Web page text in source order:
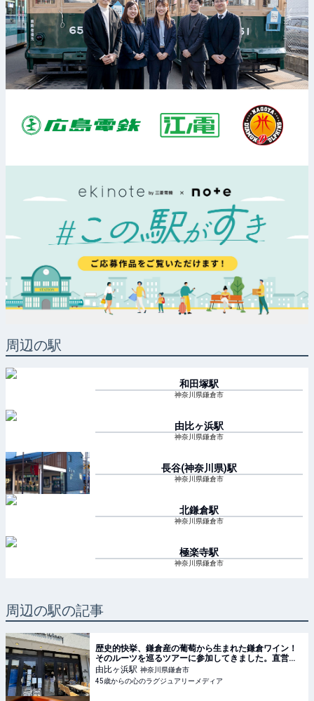
周辺の駅
和田塚駅
神奈川県鎌倉市
由比ヶ浜駅
神奈川県鎌倉市
長谷(神奈川県)駅
神奈川県鎌倉市
北鎌倉駅
神奈川県鎌倉市
極楽寺駅
神奈川県鎌倉市
周辺の駅の記事
歴史的快挙、鎌倉産の葡萄から生まれた鎌倉ワイン！
そのルーツを巡るツアーに参加してきました。直営の
葡萄畑巡りやカフェKAMAKURA WINERYで、ワイン
に合わせて、ランチ、デザートを楽しんで来まし
由比ヶ浜駅 神奈川県鎌倉市
45歳からの心のラグジュアリーメディア